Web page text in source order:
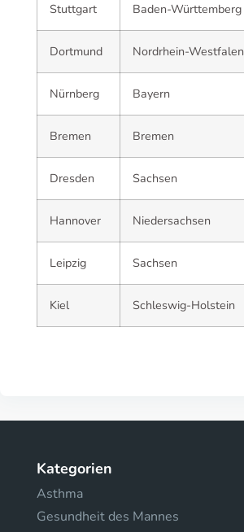
Stuttgart Baden-Württemberg
Dortmund Nordrhein-Westfalen
Nürnberg Bayern
Bremen Bremen
Dresden Sachsen
Hannover Niedersachsen
Leipzig Sachsen
Kiel Schleswig-Holstein
Kategorien
Asthma
Gesundheit des Mannes